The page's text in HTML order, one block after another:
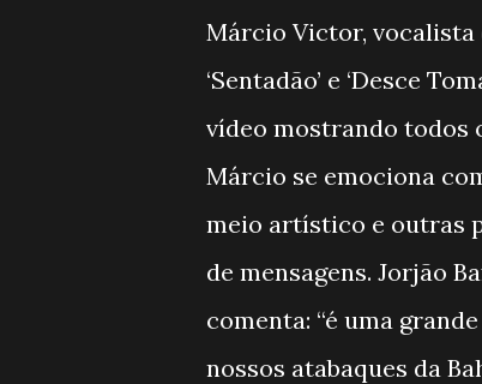
Márcio Victor, vocalista
‘Sentadão’ e ‘Desce
vídeo mostrando todos
Márcio se emociona
meio artístico e outras
de mensagens. Jorjão
comenta: “é uma
nossos atabaques da